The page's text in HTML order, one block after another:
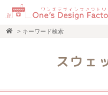
> キーワード検索
スウェ